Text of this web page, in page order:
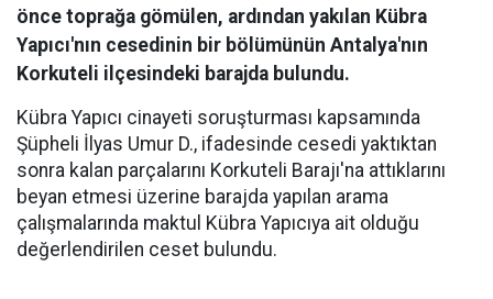
önce toprağa gömülen, ardından yakılan Kübra
Yapıcı'nın cesedinin bir bölümünün Antalya'nın
Korkuteli ilçesindeki barajda bulundu.
Kübra Yapıcı cinayeti soruşturması kapsamında
Şüpheli İlyas Umur D., ifadesinde cesedi yaktıktan
sonra kalan parçalarını Korkuteli Barajı'na attıklarını
beyan etmesi üzerine barajda yapılan arama
çalışmalarında maktul Kübra Yapıcıya ait olduğu
değerlendirilen ceset bulundu.